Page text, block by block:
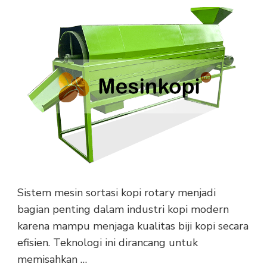
Sistem mesin sortasi kopi rotary menjadi
bagian penting dalam industri kopi modern
karena mampu menjaga kualitas biji kopi secara
efisien. Teknologi ini dirancang untuk
memisahkan …